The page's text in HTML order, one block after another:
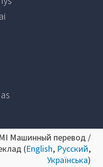
Машинный перевод /
(English, Русский,
Українська)